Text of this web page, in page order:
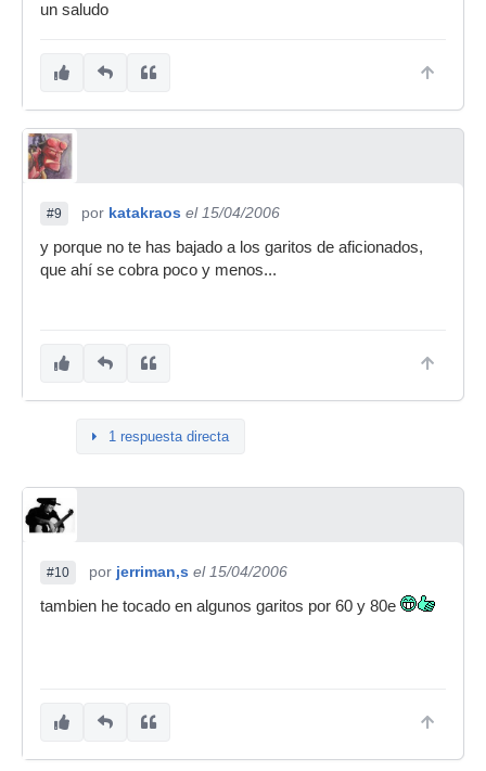
un saludo
#9 por katakraos el 15/04/2006
y porque no te has bajado a los garitos de aficionados,
que ahí se cobra poco y menos...
1 respuesta directa
#10 por jerriman,s el 15/04/2006
tambien he tocado en algunos garitos por 60 y 80e